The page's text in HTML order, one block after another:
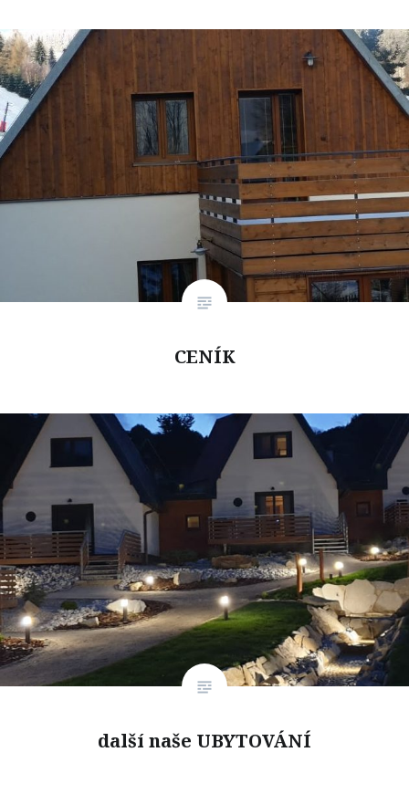
CENÍK
další naše UBYTOVÁNÍ